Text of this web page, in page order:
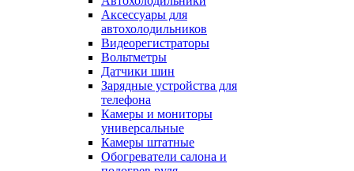
Аксессуары для
автохолодильников
Видеорегистраторы
Вольтметры
Датчики шин
Зарядные устройства для
телефона
Камеры и мониторы
универсальные
Камеры штатные
Обогреватели салона и